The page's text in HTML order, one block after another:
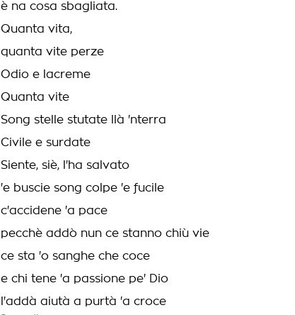
è na cosa sbagliata.
Quanta vita,
quanta vite perze
Odio e lacreme
Quanta vite
Song stelle stutate llà 'nterra
Civile e surdate
Siente, siè, l'ha salvato
'e buscie song colpe 'e fucile
c'accidene 'a pace
pecchè addò nun ce stanno chiù vie
ce sta 'o sanghe che coce
e chi tene 'a passione pe' Dio
l'addà aiutà a purtà 'a croce